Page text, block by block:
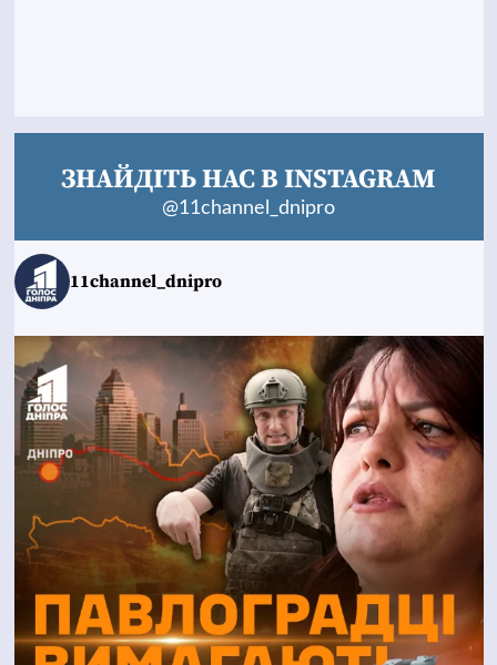
ЗНАЙДІТЬ НАС В INSTAGRAM
@11channel_dnipro
11channel_dnipro